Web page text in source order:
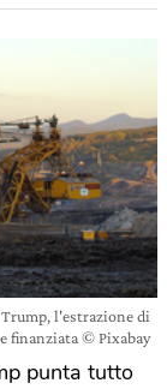
l'estrazione di
finanziata © Pixabay
punta tutto